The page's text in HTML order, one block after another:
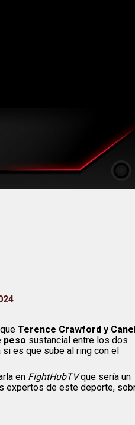
Terence Crawford y
peso sustancial entre los dos
es que sube al ring con el
en FightHubTVque sería un
expertos de este deporte,